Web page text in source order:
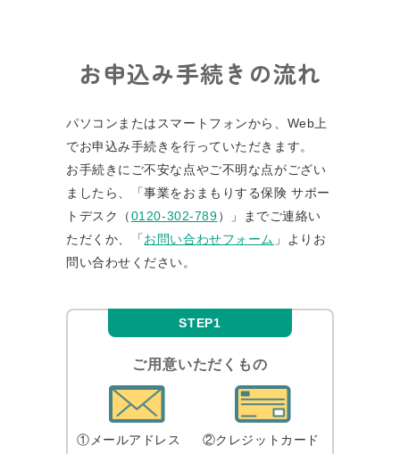
お申込み手続きの流れ
パソコンまたはスマートフォンから、Web上
でお申込み⼿続きを⾏っていただきます。
お⼿続きにご不安な点やご不明な点がござい
ましたら、「事業をおまもりする保険 サポー
トデスク
（0120-302-789）」までご連絡い
ただくか、「お問い合わせフォーム 」よりお
問い合わせください。
STEP1
ご用意いただくもの
①メールアドレス
②クレジットカード